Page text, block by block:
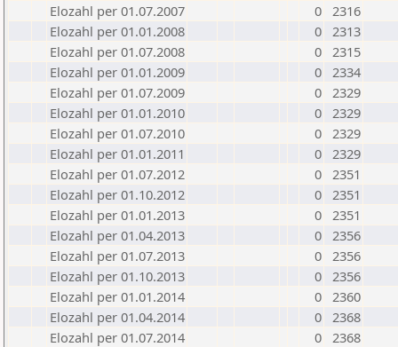
Elozahl per 01.07.2007
0 2316
Elozahl per 01.01.2008
0 2313
Elozahl per 01.07.2008
0 2315
Elozahl per 01.01.2009
0 2334
Elozahl per 01.07.2009
0 2329
Elozahl per 01.01.2010
0 2329
Elozahl per 01.07.2010
0 2329
Elozahl per 01.01.2011
0 2329
Elozahl per 01.07.2012
0 2351
Elozahl per 01.10.2012
0 2351
Elozahl per 01.01.2013
0 2351
Elozahl per 01.04.2013
0 2356
Elozahl per 01.07.2013
0 2356
Elozahl per 01.10.2013
0 2356
Elozahl per 01.01.2014
0 2360
Elozahl per 01.04.2014
0 2368
Elozahl per 01.07.2014
0 2368